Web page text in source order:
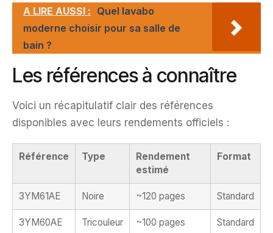
A LIRE AUSSI : Quel lavabo
moderne choisir pour sa salle de
bain ?
Les références à connaître
Voici un récapitulatif clair des références
disponibles avec leurs rendements officiels :
Référence Type
Rendement
estimé
Format
3YM61AE Noire ~120 pages Standard
3YM60AE Tricouleur ~100 pages Standard